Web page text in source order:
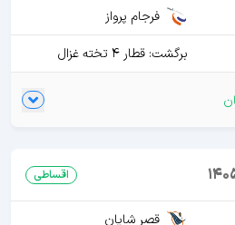
فرجام پرواز
برگشت: قطار 4 تخته غزال
اقساطی
قصر شایان